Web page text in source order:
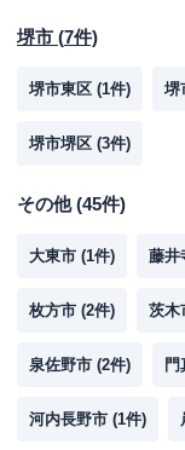
堺市 (7件)
堺市東区 (1件) 堺
堺市堺区 (3件)
その他(45件)
大東市 (1件) 藤井
枚方市 (2件) 茨木
泉佐野市 (2件) 門
河内長野市 (1件)